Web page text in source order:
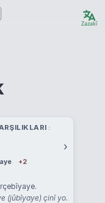
Zazakî
›
+2
(jûbîyaye) çinî yo.